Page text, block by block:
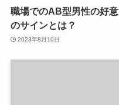
職場でのAB型男性の好意
のサインとは？
2023年8月10日